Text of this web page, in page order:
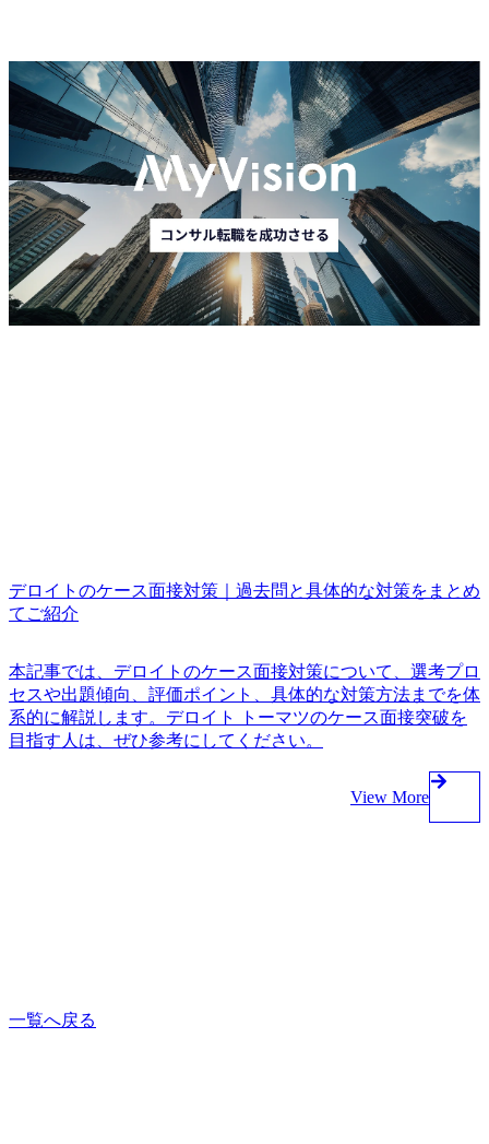
答できるようになり、自信を持って選考に臨むことができ
ました。 転職活動初期に担当の横見さんと自身のキャリア
観を深掘りし、転職先の候補を吟味したことです。最後ま
で軸がぶれることなく転職活動を進めていくことができま
した。 仕事の忙しさから面接の日程調整に苦労し、何度か
日程の再調整をしてしまったことは反省しています。今後
は時間管理をより徹底したいと思います。 転職前は年収600
万円、転職後は年収650万円となりました。
デロイトのケース面接対策｜過去問と具体的な対策をまとめ
てご紹介
本記事では、デロイトのケース面接対策について、選考プロ
セスや出題傾向、評価ポイント、具体的な対策方法までを体
系的に解説します。デロイト トーマツのケース面接突破を
目指す人は、ぜひ参考にしてください。
View More
一覧へ戻る